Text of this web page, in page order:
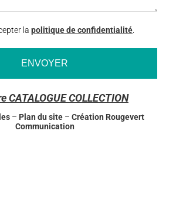
la politique de confidentialité
CATALOGUE COLLECTION
– Plan du site– Création Rougevert
Communication